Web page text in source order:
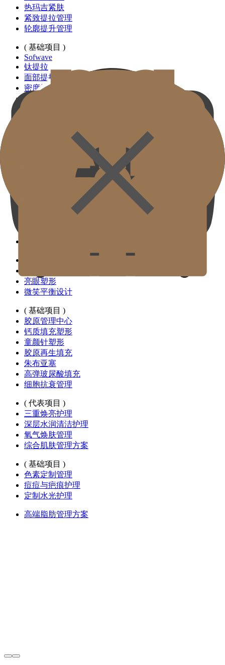
热玛吉紧肤
紧致提拉管理
轮廓提升管理
( 基础项目 )
Sofwave
钛提拉
面部提拉
密度提拉
高能提拉
亮眼塑形
微笑平衡设计
( 基础项目 )
胶原管理中心
钙质填充塑形
童颜针塑形
胶原再生填充
朱布亚塞
高弹玻尿酸填充
细胞抗衰管理
( 代表项目 )
三重焕亮护理
深层水润清洁护理
氧气焕肤管理
综合肌肤管理方案
( 基础项目 )
色素定制管理
痘痘与疤痕护理
定制水光护理
高端脂肪管理方案